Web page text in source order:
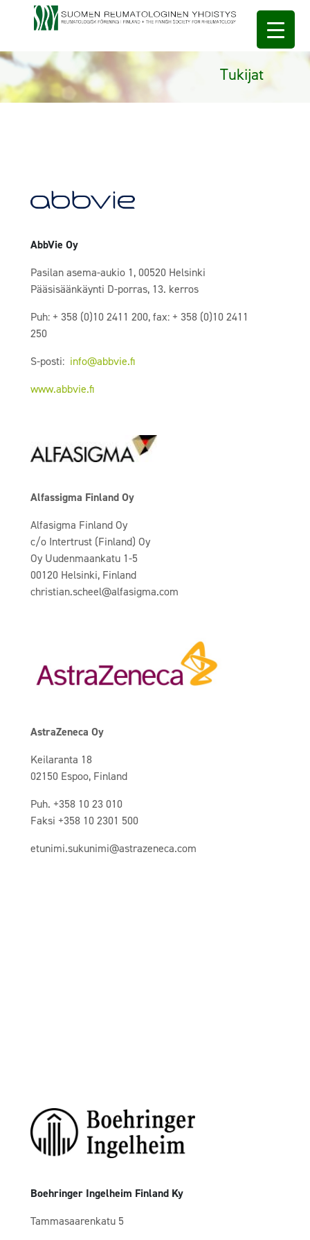
Tukijat
AbbVie Oy
Pasilan asema-aukio 1, 00520 Helsinki
Pääsisäänkäynti D-porras, 13. kerros
Puh: + 358 (0)10 2411 200, fax: + 358 (0)10 2411
250
S-posti: info@abbvie.fi
www.abbvie.fi
Alfassigma Finland Oy
Alfasigma Finland Oy
c/o Intertrust (Finland) Oy
Oy Uudenmaankatu 1-5
00120 Helsinki, Finland
christian.scheel@alfasigma.com
AstraZeneca Oy
Keilaranta 18
02150 Espoo, Finland
Puh. +358 10 23 010
Faksi +358 10 2301 500
etunimi.sukunimi@astrazeneca.com
Boehringer Ingelheim Finland Ky
Tammasaarenkatu 5